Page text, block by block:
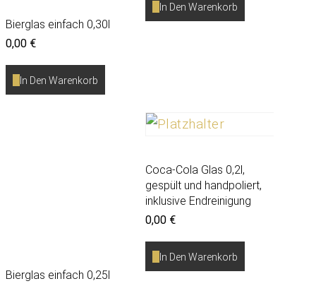
Bierglas einfach 0,30l
0,00 €
In Den Warenkorb
In Den Warenkorb
Bierglas einfach 0,25l
Coca-Cola Glas 0,2l,
gespült und handpoliert,
inklusive Endreinigung
0,00 €
In Den Warenkorb